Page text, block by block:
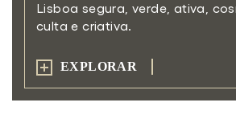
Lisboa segura, verde, ativa,
culta e criativa.
EXPLORAR